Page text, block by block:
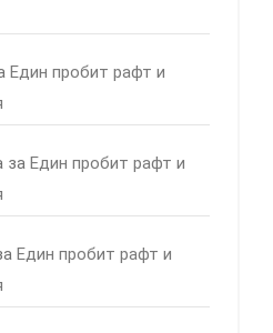
Един пробит рафт и
за Един пробит рафт и
Един пробит рафт и